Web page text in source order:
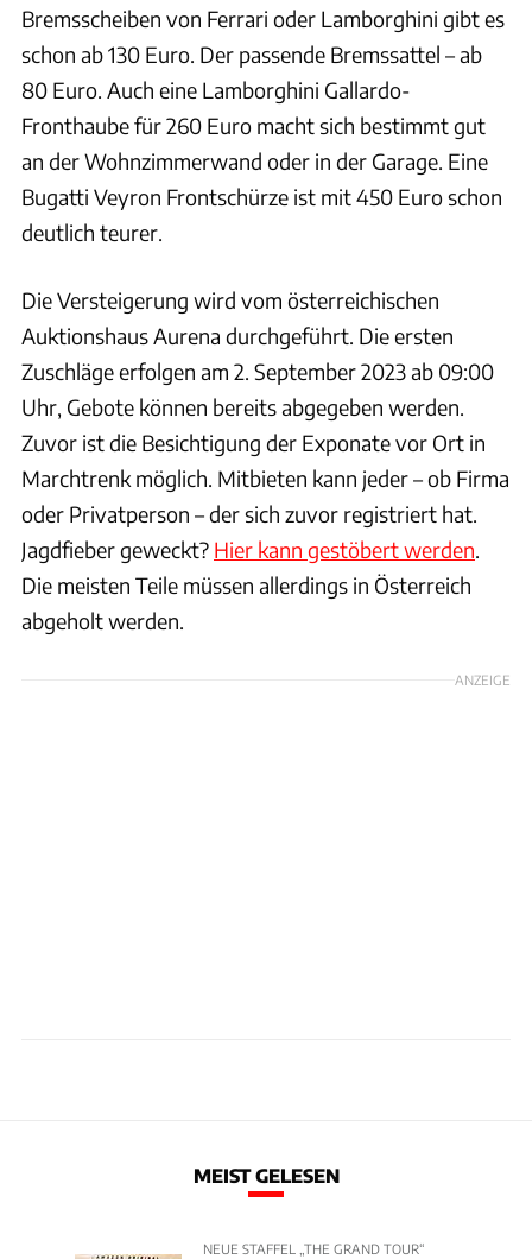
Bremsscheiben von Ferrari oder Lamborghini gibt es
schon ab 130 Euro. Der passende Bremssattel – ab
80 Euro. Auch eine Lamborghini Gallardo-
Fronthaube für 260 Euro macht sich bestimmt gut
an der Wohnzimmerwand oder in der Garage. Eine
Bugatti Veyron Frontschürze ist mit 450 Euro schon
deutlich teurer.
Die Versteigerung wird vom österreichischen
Auktionshaus Aurena durchgeführt. Die ersten
Zuschläge erfolgen am 2. September 2023 ab 09:00
Uhr, Gebote können bereits abgegeben werden.
Zuvor ist die Besichtigung der Exponate vor Ort in
Marchtrenk möglich. Mitbieten kann jeder – ob Firma
oder Privatperson – der sich zuvor registriert hat.
Jagdfieber geweckt? Hier kann gestöbert werden.
Die meisten Teile müssen allerdings in Österreich
abgeholt werden.
ANZEIGE
MEIST GELESEN
NEUE STAFFEL „THE GRAND TOUR“